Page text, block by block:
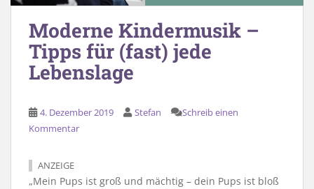
Moderne Kindermusik –
Tipps für (fast) jede
Lebenslage
4. Dezember 2019 Stefan
Schreib einen
Kommentar
ANZEIGE
„Mein Pups ist groß und mächtig – dein Pups ist bloß